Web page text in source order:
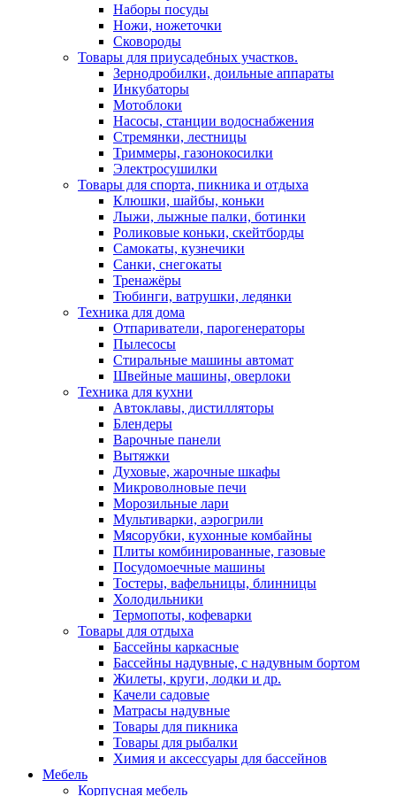
Наборы посуды
Ножи, ножеточки
Сковороды
Товары для приусадебных участков.
Зернодробилки, доильные аппараты
Инкубаторы
Мотоблоки
Насосы, станции водоснабжения
Стремянки, лестницы
Триммеры, газонокосилки
Электросушилки
Товары для спорта, пикника и отдыха
Клюшки, шайбы, коньки
Лыжи, лыжные палки, ботинки
Роликовые коньки, скейтборды
Самокаты, кузнечики
Санки, снегокаты
Тренажёры
Тюбинги, ватрушки, ледянки
Техника для дома
Отпариватели, парогенераторы
Пылесосы
Стиральные машины автомат
Швейные машины, оверлоки
Техника для кухни
Автоклавы, дистилляторы
Блендеры
Варочные панели
Вытяжки
Духовые, жарочные шкафы
Микроволновые печи
Морозильные лари
Мультиварки, аэрогрили
Мясорубки, кухонные комбайны
Плиты комбинированные, газовые
Посудомоечные машины
Тостеры, вафельницы, блинницы
Холодильники
Термопоты, кофеварки
Товары для отдыха
Бассейны каркасные
Бассейны надувные, с надувным бортом
Жилеты, круги, лодки и др.
Качели садовые
Матрасы надувные
Товары для пикника
Товары для рыбалки
Химия и аксессуары для бассейнов
Мебель
Корпусная мебель